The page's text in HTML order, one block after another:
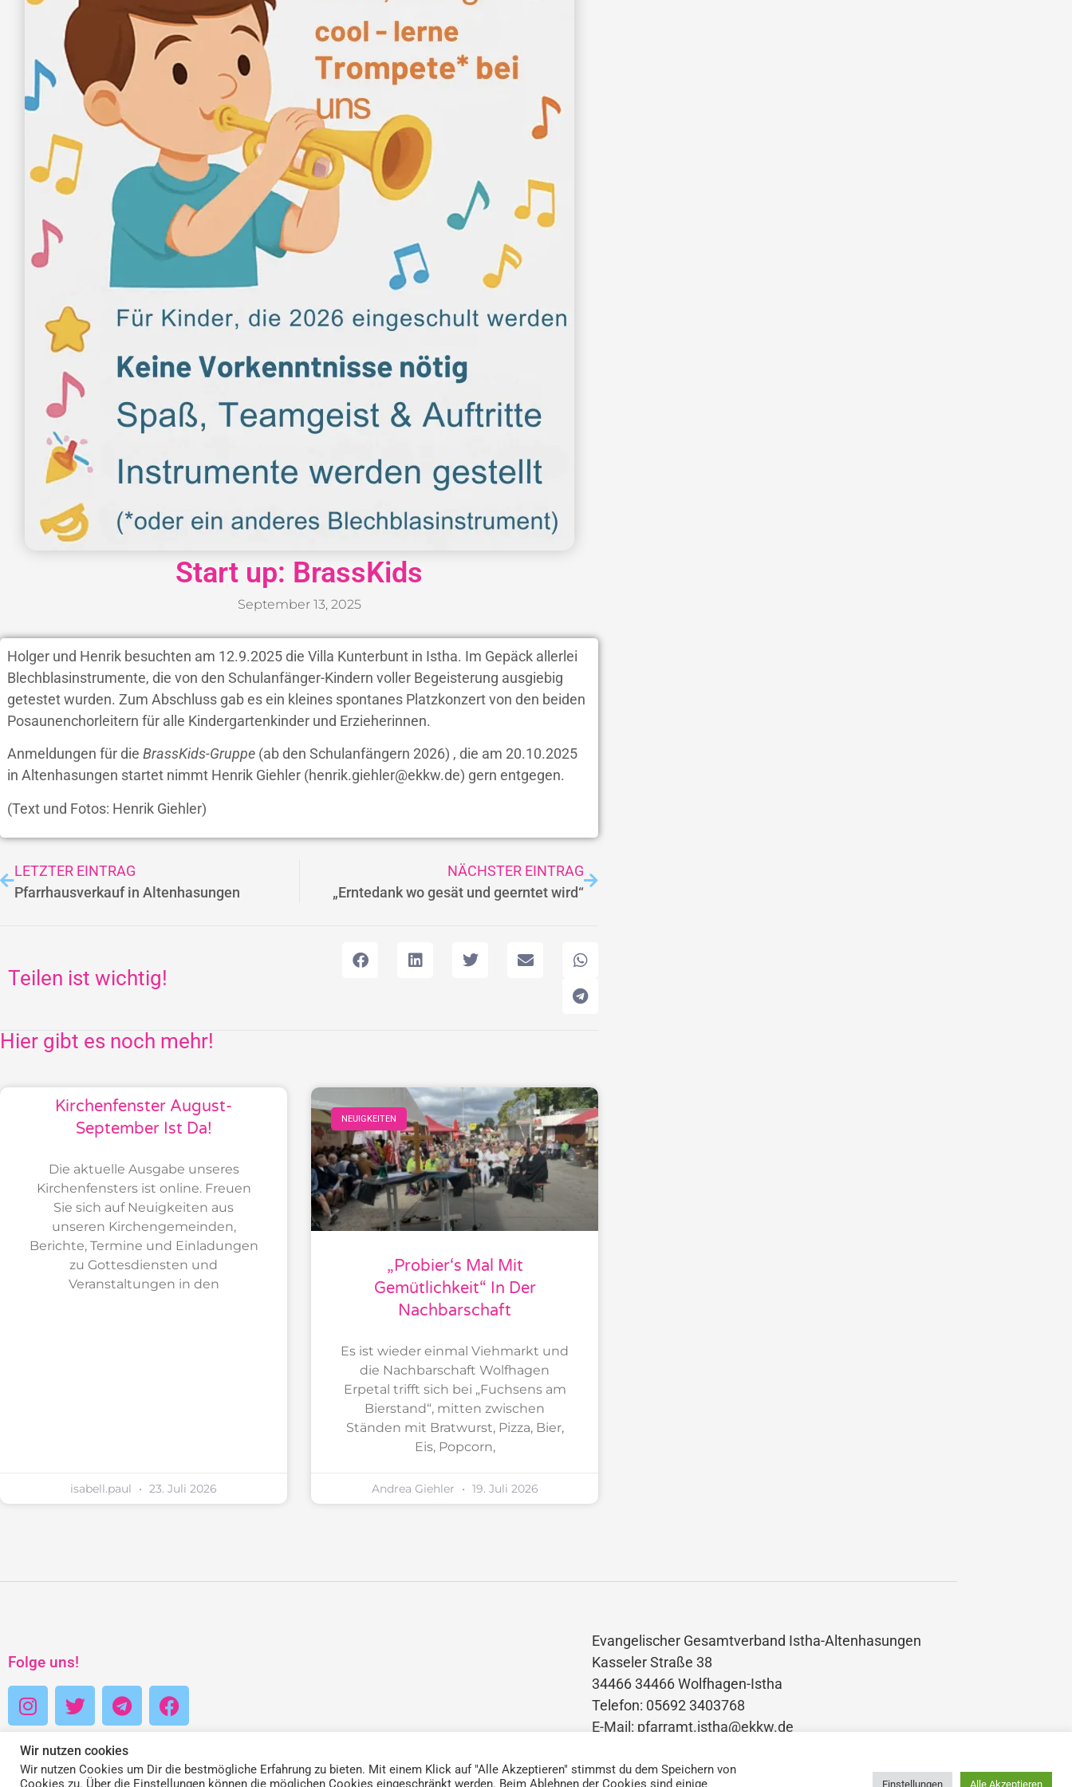
Start up: BrassKids
September 13, 2025
Holger und Henrik besuchten am 12.9.2025 die Villa Kunterbunt in Istha. Im Gepäck allerlei
Blechblasinstrumente, die von den Schulanfänger-Kindern voller Begeisterung ausgiebig
getestet wurden. Zum Abschluss gab es ein kleines spontanes Platzkonzert von den beiden
Posaunenchorleitern für alle Kindergartenkinder und Erzieherinnen.
Anmeldungen für die BrassKids-Gruppe (ab den Schulanfängern 2026) , die am 20.10.2025
in Altenhasungen startet nimmt Henrik Giehler (henrik.giehler@ekkw.de) gern entgegen.
(Text und Fotos: Henrik Giehler)
LETZTER EINTRAG
Pfarrhausverkauf in Altenhasungen
NÄCHSTER EINTRAG
„Erntedank wo gesät und geerntet wird“
Teilen ist wichtig!
Hier gibt es noch mehr!
Kirchenfenster August-
September Ist Da!
Die aktuelle Ausgabe unseres
Kirchenfensters ist online. Freuen
Sie sich auf Neuigkeiten aus
unseren Kirchengemeinden,
Berichte, Termine und Einladungen
zu Gottesdiensten und
Veranstaltungen in den
isabell.paul 23. Juli 2026
NEUIGKEITEN
„Probier‘s Mal Mit
Gemütlichkeit“ In Der
Nachbarschaft
Es ist wieder einmal Viehmarkt und
die Nachbarschaft Wolfhagen
Erpetal trifft sich bei „Fuchsens am
Bierstand“, mitten zwischen
Ständen mit Bratwurst, Pizza, Bier,
Eis, Popcorn,
Andrea Giehler 19. Juli 2026
Folge uns!
Evangelischer Gesamtverband Istha-Altenhasungen
Kasseler Straße 38
34466 34466 Wolfhagen-Istha
Telefon: 05692 3403768
E-Mail: pfarramt.istha@ekkw.de
© 2025 Ev. Gesamtverband Istha-
Wir nutzen cookies
Wir nutzen Cookies um Dir die bestmögliche Erfahrung zu bieten. Mit einem Klick auf "Alle Akzeptieren" stimmst du dem Speichern von
Cookies zu. Über die Einstellungen können die möglichen Cookies eingeschränkt werden. Beim Ablehnen der Cookies sind einige
Einstellungen Alle Akzeptieren